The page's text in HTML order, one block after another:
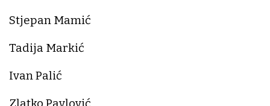
Stjepan Mamić
Tadija Markić
Ivan Palić
Zlatko Pavlović